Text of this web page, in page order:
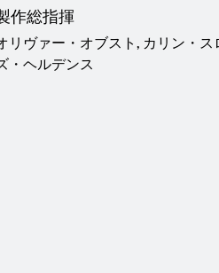
作総指揮
リヴァー・オブスト, カリン・
・ヘルデンス